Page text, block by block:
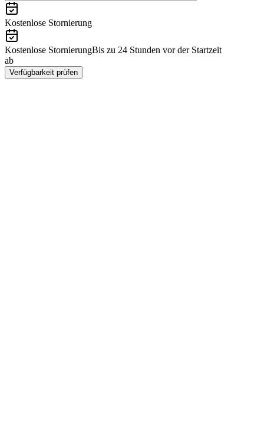
Kostenlose Stornierung
Kostenlose StornierungBis zu 24 Stunden vor der Startzeit
ab
Verfügbarkeit prüfen